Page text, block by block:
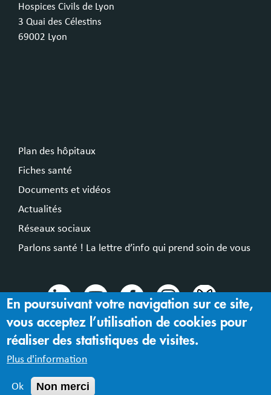
Hospices Civils de Lyon
3 Quai des Célestins
69002 Lyon
Plan des hôpitaux
Fiches santé
Documents et vidéos
Actualités
Réseaux sociaux
Parlons santé ! La lettre d’info qui prend soin de vous
Mentions légales |
Accessibilité : partiellement conforme
En poursuivant votre navigation sur ce site,
vous acceptez l’utilisation de cookies pour
réaliser des statistiques de visites.
Plus d'information
Ok Non merci